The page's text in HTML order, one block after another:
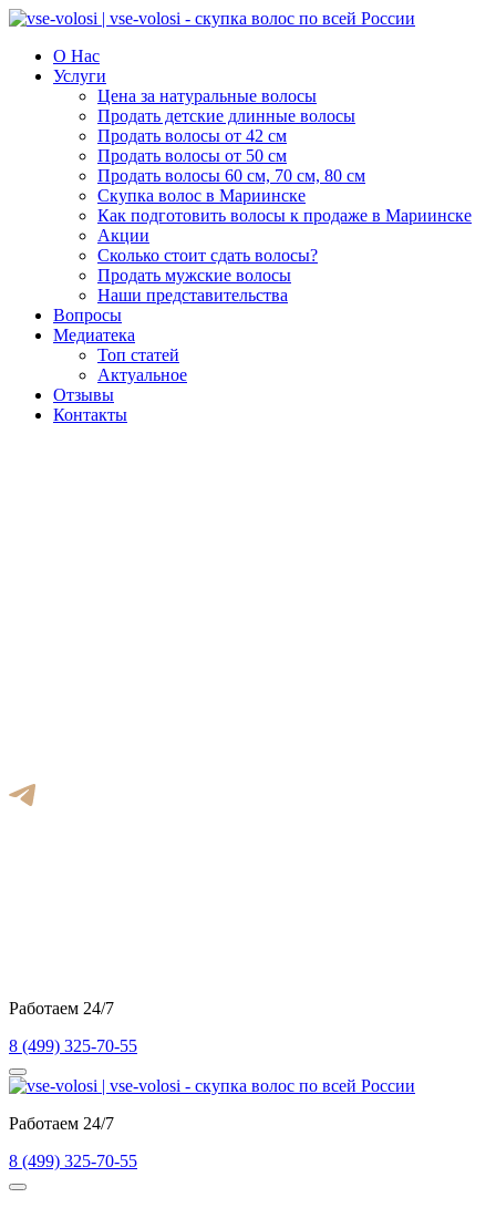
О Нас
Услуги
Цена за натуральные волосы
Продать детские длинные волосы
Продать волосы от 42 см
Продать волосы от 50 см
Продать волосы 60 см, 70 см, 80 см
Скупка волос в Мариинске
Как подготовить волосы к продаже в Мариинске
Акции
Сколько стоит сдать волосы?
Продать мужские волосы
Наши представительства
Вопросы
Медиатека
Топ статей
Актуальное
Отзывы
Контакты
Работаем 24/7
8 (499) 325-70-55
Работаем 24/7
8 (499) 325-70-55